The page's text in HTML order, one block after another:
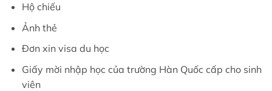
Hộ chiếu
Ảnh thẻ
Đơn xin visa du học
Giấy mời nhập học của trường Hàn Quốc cấp cho sinh
viên